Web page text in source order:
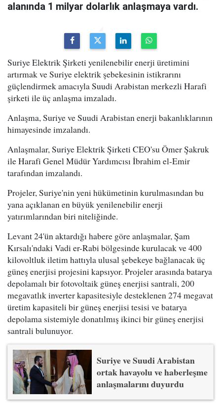
alanında 1 milyar dolarlık anlaşmaya vardı.
Suriye Elektrik Şirketi yenilenebilir enerji üretimini
artırmak ve Suriye elektrik şebekesinin istikrarını
güçlendirmek amacıyla Suudi Arabistan merkezli Harafi
şirketi ile üç anlaşma imzaladı.
Anlaşma, Suriye ve Suudi Arabistan enerji bakanlıklarının
himayesinde imzalandı.
Anlaşmalar, Suriye Elektrik Şirketi CEO'su Ömer Şakruk
ile Harafi Genel Müdür Yardımcısı İbrahim el-Emir
tarafından imzalandı.
Projeler, Suriye'nin yeni hükümetinin kurulmasından bu
yana açıklanan en büyük yenilenebilir enerji
yatırımlarından biri niteliğinde.
Levant 24'ün aktardığı habere göre anlaşmalar, Şam
Kırsalı'ndaki Vadi er-Rabi bölgesinde kurulacak ve 400
kilovoltluk iletim hattıyla ulusal şebekeye bağlanacak üç
güneş enerjisi projesini kapsıyor. Projeler arasında batarya
depolamalı bir fotovoltaik güneş enerjisi santrali, 200
megavatlık inverter kapasitesiyle desteklenen 274 megavat
üretim kapasiteli bir güneş enerjisi tesisi ve batarya
depolama sistemiyle donatılmış ikinci bir güneş enerjisi
santrali bulunuyor.
Suriye ve Suudi Arabistan
ortak havayolu ve haberleşme
anlaşmalarını duyurdu